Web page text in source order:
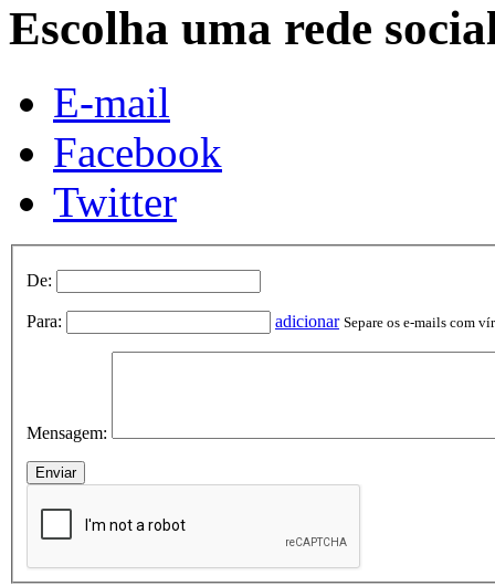
Escolha uma rede
E-mail
Facebook
Twitter
De:
Para: adicionar Separe os e-mails com
Mensagem: